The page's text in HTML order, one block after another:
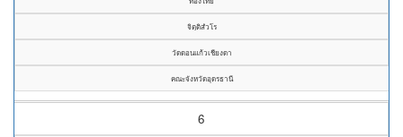
จิตฺติสํวโร
วัดดอนแก้วเชียงดา
คณะจังหวัดอุดรธานี
6